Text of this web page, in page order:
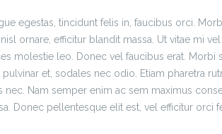
egestas, tincidunt felis in, faucibus orci.
ornare, efficitur blandit massa. Ut vitae mi
molestie leo. Donec vel faucibus erat. Morbi
et, sodales nec odio. Etiam pharetra
Nam semper enim ac sem maximus
Donec pellentesque elit est, vel efficitur orci